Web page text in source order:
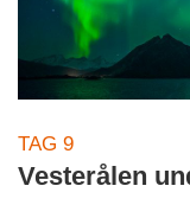
TAG 9
Vesterålen